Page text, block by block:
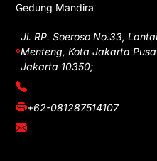
Gedung Mandira
Jl. RP. Soeroso No.33,
Menteng, Kota Jakarta
Jakarta 10350;
(021) 3908026
+62-081287514107
adm@iawnews.com